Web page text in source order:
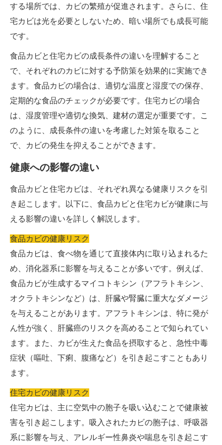
する場所では、カビの繁殖が促進されます。さらに、住
宅カビは光を必要としないため、暗い場所でも成長可能
です。
食品カビと住宅カビの成長条件の違いを理解すること
で、それぞれのカビに対する予防策を効果的に実施でき
ます。食品カビの場合は、適切な温度と湿度での保存、
定期的な食品のチェックが必要です。住宅カビの場合
は、湿度管理や適切な換気、建材の選定が重要です。こ
のように、成長条件の違いを考慮した対策を取ること
で、カビの発生を抑えることができます。
健康への影響の違い
食品カビと住宅カビは、それぞれ異なる健康リスクを引
き起こします。以下に、食品カビと住宅カビが健康に与
える影響の違いを詳しく解説します。
食品カビの健康リスク
食品カビは、食べ物を通じて直接体内に取り込まれるた
め、消化器系に影響を与えることが多いです。例えば、
食品カビが生成するマイコトキシン（アフラトキシン、
オクラトキシンなど）は、肝臓や腎臓に重大なダメージ
を与えることがあります。アフラトキシンは、特に発が
ん性が強く、肝臓癌のリスクを高めることで知られてい
ます。また、カビが生えた食品を摂取すると、急性中毒
症状（嘔吐、下痢、腹痛など）を引き起こすこともあり
ます。
住宅カビの健康リスク
住宅カビは、主に空気中の胞子を吸い込むことで健康被
害を引き起こします。吸入されたカビの胞子は、呼吸器
系に影響を与え、アレルギー性鼻炎や喘息を引き起こす